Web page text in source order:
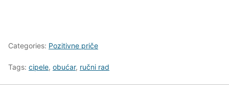
Categories: Pozitivne priče
Tags: cipele, obućar, ručni rad